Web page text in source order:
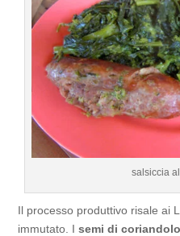
salsiccia
Il processo produttivo risale ai
immutato. Isemi di